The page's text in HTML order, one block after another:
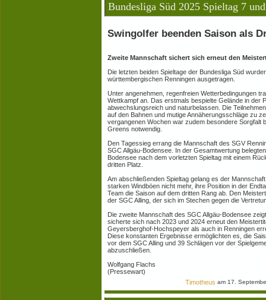
Bundesliga Süd 2025 Spieltag 7
Swingolfer beenden Saison als
Zweite Mannschaft sichert sich erneut den
Die letzten beiden Spieltage der Bundesliga Süd
württembergischen Renningen ausgetragen.
Unter angenehmen, regenfreien Wetterbedingungen
Wettkampf an. Das erstmals bespielte Gelände in der
abwechslungsreich und naturbelassen. Die
auf den Bahnen und mutige Annäherungsschläge zu
vergangenen Wochen war zudem besondere Sorgfalt
Greens notwendig.
Den Tagessieg errang die Mannschaft des SGV
SGC Allgäu-Bodensee. In der Gesamtwertung
Bodensee nach dem vorletzten Spieltag mit einem
dritten Platz.
Am abschließenden Spieltag gelang es der
starken Windböen nicht mehr, ihre Position in der
Team die Saison auf dem dritten Rang ab. Den
der SGC Alling, der sich im Stechen gegen die
Die zweite Mannschaft des SGC Allgäu-Bodensee
sicherte sich nach 2023 und 2024 erneut den
Geyersberghof-Hochspeyer als auch in Renningen
Diese konstanten Ergebnisse ermöglichten es, die
vor dem SGC Alling und 39 Schlägen vor der
abzuschließen.
Wolfgang Flachs
(Pressewart)
Timotheus am 17.